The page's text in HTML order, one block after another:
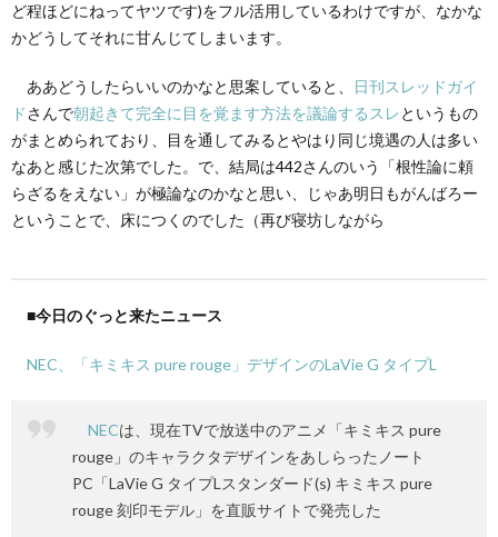
ど程ほどにねってヤツです)をフル活用しているわけですが、なかな
かどうしてそれに甘んじてしまいます。
ああどうしたらいいのかなと思案していると、
日刊スレッドガイ
ドさんで朝起きて完全に目を覚ます方法を議論するスレ というもの
がまとめられており、目を通してみるとやはり同じ境遇の人は多い
なあと感じた次第でした。で、結局は442さんのいう「根性論に頼
らざるをえない」が極論なのかなと思い、じゃあ明日もがんばろー
ということで、床につくのでした（再び寝坊しながら
■今日のぐっと来たニュース
NEC、「キミキス pure rouge」デザインのLaVie G タイプL
NECは、現在TVで放送中のアニメ「キミキス pure
rouge」のキャラクタデザインをあしらったノート
PC「LaVie G タイプLスタンダード(s) キミキス pure
rouge 刻印モデル」を直販サイトで発売した